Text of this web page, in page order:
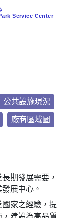
Service Center
公共設施現況
廠商區域圖
期發展需要，
展中心。
國家之經驗，提
建設為高品質